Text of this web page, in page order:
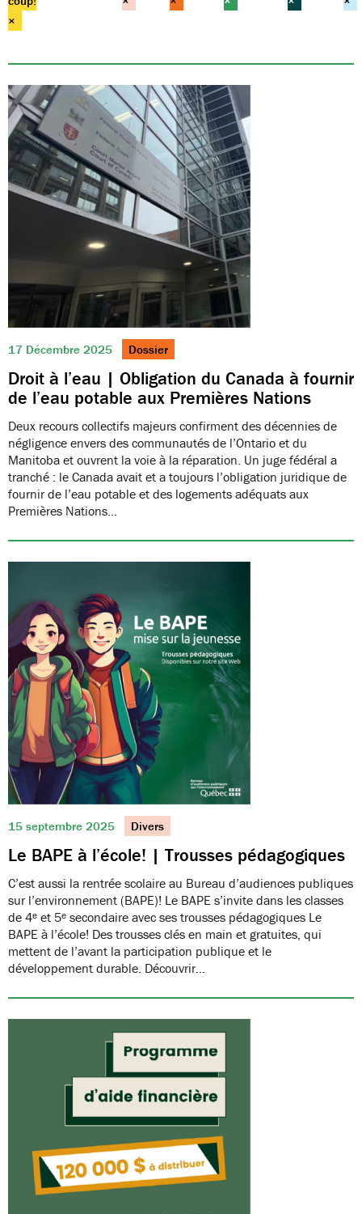
17 Décembre 2025 Dossier
Droit à l’eau | Obligation du Canada à fournir
de l’eau potable aux Premières Nations
Deux recours collectifs majeurs confirment des décennies de
négligence envers des communautés de l’Ontario et du
Manitoba et ouvrent la voie à la réparation. Un juge fédéral a
tranché : le Canada avait et a toujours l’obligation juridique de
fournir de l’eau potable et des logements adéquats aux
Premières Nations…
15 septembre 2025 Divers
Le BAPE à l’école! | Trousses pédagogiques
C’est aussi la rentrée scolaire au Bureau d’audiences publiques
sur l’environnement (BAPE)! Le BAPE s’invite dans les classes
de 4ᵉ et 5ᵉ secondaire avec ses trousses pédagogiques Le
BAPE à l’école! Des trousses clés en main et gratuites, qui
mettent de l’avant la participation publique et le
développement durable. Découvrir…
×